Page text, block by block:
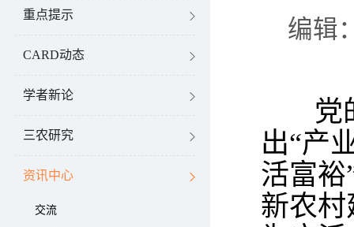
重点提示
CARD动态
学者新论
三农研究
资讯中心
交流
编辑
党
出“产
活富裕
新农村